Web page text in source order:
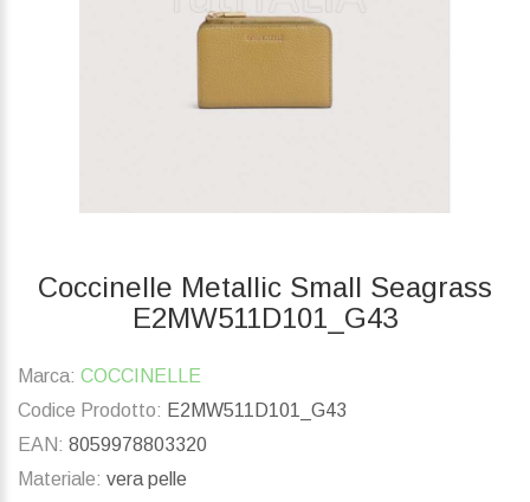
Coccinelle Metallic Small Seagrass
E2MW511D101_G43
Marca: COCCINELLE
Codice Prodotto: E2MW511D101_G43
EAN: 8059978803320
Materiale: vera pelle